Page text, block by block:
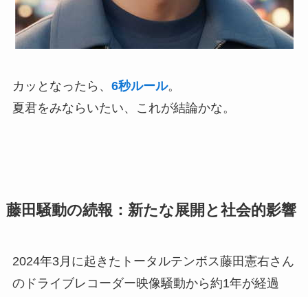
カッとなったら、 6秒ルール。
夏君をみならいたい、これが結論かな。
藤田騒動の続報：新たな展開と社会的影響
2024年3月に起きたトータルテンボス藤田憲右さん
のドライブレコーダー映像騒動から約1年が経過